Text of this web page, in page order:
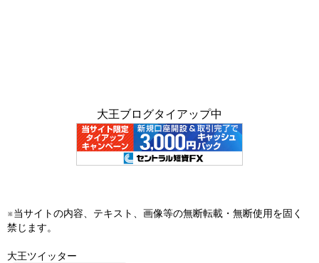
大王ブログタイアップ中
※当サイトの内容、テキスト、画像等の無断転載・無断使用を固く
禁じます。
大王ツイッター